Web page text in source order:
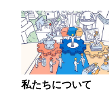
私たちについて